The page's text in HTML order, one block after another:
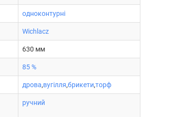
одноконтурні
Wichlacz
630 мм
85 %
дрова,вугілля,брикети,торф
ручний